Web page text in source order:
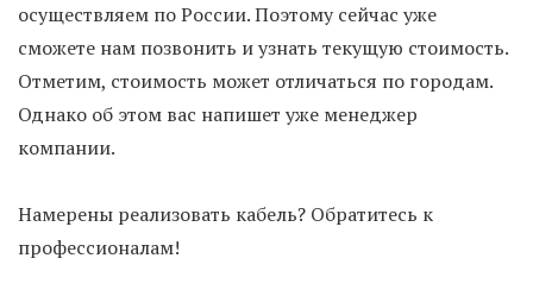
осуществляем по России. Поэтому сейчас уже
сможете нам позвонить и узнать текущую стоимость.
Отметим, стоимость может отличаться по городам.
Однако об этом вас напишет уже менеджер
компании.
Намерены реализовать кабель? Обратитесь к
профессионалам!